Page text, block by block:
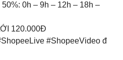
0h – 9h – 12h – 18h –
120.000Đ
#ShopeeVideo đ